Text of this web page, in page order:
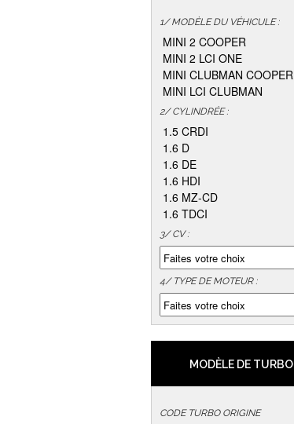
1/ MODÈLE DU VÉHICULE :
MINI 2 COOPER
MINI 2 LCI ONE
MINI CLUBMAN COOPER
MINI LCI CLUBMAN
2/ CYLINDRÉE :
1.5 CRDI
1.6 D
1.6 DE
1.6 HDI
1.6 MZ-CD
1.6 TDCI
3/ CV :
4/ TYPE DE MOTEUR :
MODÈLE DE TURBO
CODE TURBO ORIGINE